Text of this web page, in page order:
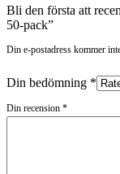
Bli den första att
50-pack”
Din e-postadress kommer
Din bedömning *
Din recension *